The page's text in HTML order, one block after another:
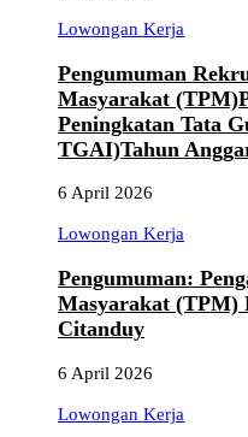
Lowongan Kerja
Pengumuman
Masyarakat
Peningkatan Tata
TGAI)Tahun
6 April 2026
Lowongan Kerja
Pengumuman:
Masyarakat (TPM)
Citanduy
6 April 2026
Lowongan Kerja